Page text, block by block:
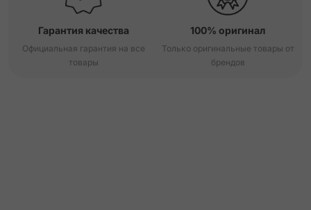
Гарантия качества
Официальная гарантия на все
товары
100% оригинал
Только оригинальные товары от
брендов